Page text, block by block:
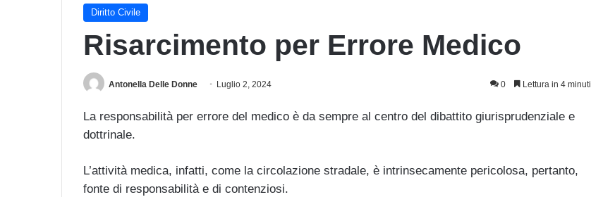
Diritto Civile
Risarcimento per Errore Medico
Antonella Delle Donne Luglio 2, 2024 0 Lettura in 4 minuti
La responsabilità per errore del medico è da sempre al centro del dibattito giurisprudenziale e
dottrinale.
L’attività medica, infatti, come la circolazione stradale, è intrinsecamente pericolosa, pertanto,
fonte di responsabilità e di contenziosi.